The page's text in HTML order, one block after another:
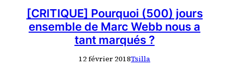
[CRITIQUE] Pourquoi (500) jours
ensemble de Marc Webb nous a
tant marqués ?
12 février 2018Tsilla